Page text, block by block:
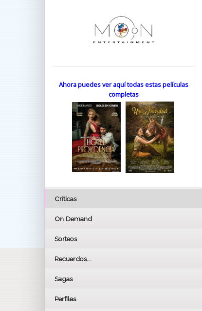
Ahora puedes ver aquí todas estas películas
completas
Críticas
On Demand
Sorteos
Recuerdos...
Sagas
Perfiles